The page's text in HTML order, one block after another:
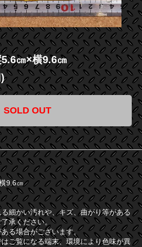
㎝×横9.6㎝
SOLD OUT
9.6㎝
細かい汚れや、キズ、曲がり等がある
承ください。
る場合がございます。
ご覧になる端末、環境により色味が異